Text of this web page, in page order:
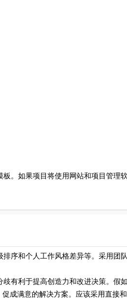
如果项目将使用网站和项目管理
和个人工作风格差异等。采用团
利于提高创造力和改进决策。假如
成满意的解决方案。应该采用直接